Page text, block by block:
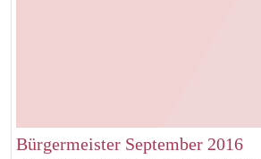
Bürgermeister September 2016